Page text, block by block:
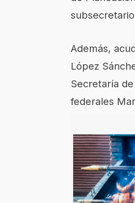
Además,
López
Secretaría
federales